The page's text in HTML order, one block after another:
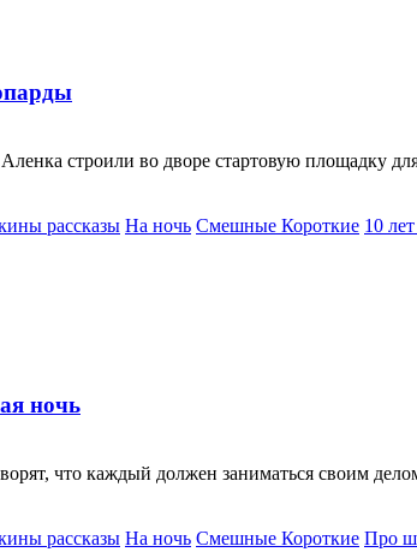
строили во дворе стартовую площадку
рассказы На ночь Смешные Короткие 10 лет
ночь
что каждый должен заниматься своим
рассказы На ночь Смешные Короткие Про